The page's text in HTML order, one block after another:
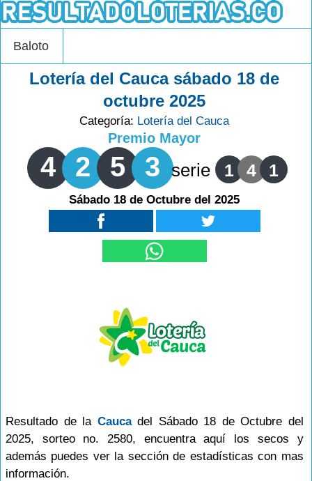
Baloto
Lotería del Cauca sábado 18 de
octubre 2025
Categoría: Lotería del Cauca
Premio Mayor
4 2 5 3 serie 1 4 1
Sábado 18 de Octubre del 2025
Resultado de la Caucadel Sábado 18 de Octubre del
2025, sorteo no. 2580, encuentra aquí los secos y
además puedes ver la sección de estadísticas con mas
información.